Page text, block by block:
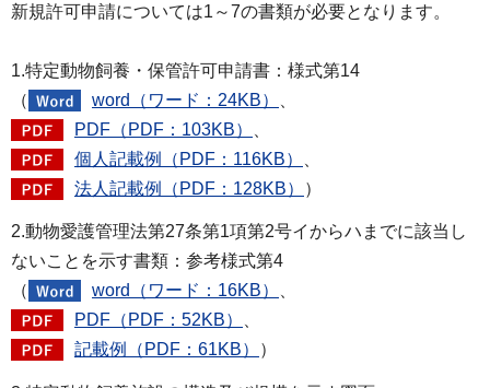
新規許可申請については1～7の書類が必要となります。
1.特定動物飼養・保管許可申請書：様式第14
（
word（ワード：24KB）
PDF（PDF：103KB）
個人記載例（PDF：116KB）
法人記載例（PDF：128KB）
）
2.動物愛護管理法第27条第1項第2号イからハまでに該当し
ないことを示す書類：参考様式第4
（
word（ワード：16KB）
PDF（PDF：52KB）
記載例（PDF：61KB）
）